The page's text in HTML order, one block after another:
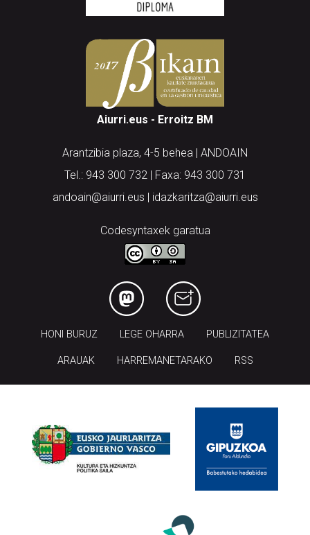
Aiurri.eus - Erroitz BM
Arantzibia plaza, 4-5 behea | ANDOAIN
Tel.: 943 300 732 | Faxa: 943 300 731
andoain@aiurri.eus | idazkaritza@aiurri.eus
Codesyntaxek garatua
HONI BURUZ LEGE OHARRA PUBLIZITATEA
ARAUAK HARREMANETARAKO RSS